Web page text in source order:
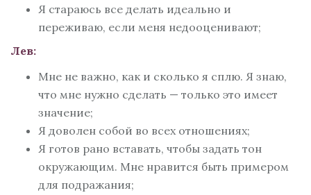
Я стараюсь все делать идеально и
переживаю, если меня недооценивают;
Лев:
Мне не важно, как и сколько я сплю. Я знаю,
что мне нужно сделать — только это имеет
значение;
Я доволен собой во всех отношениях;
Я готов рано вставать, чтобы задать тон
окружающим. Мне нравится быть примером
для подражания;